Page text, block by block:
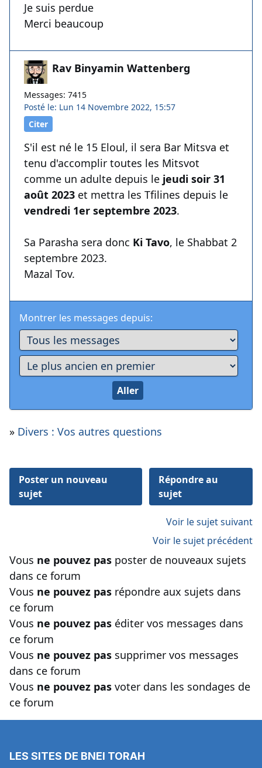
Je suis perdue
Merci beaucoup
Rav Binyamin Wattenberg
Messages: 7415
Posté le: Lun 14 Novembre 2022, 15:57
Citer
S'il est né le 15 Eloul, il sera Bar Mitsva et
tenu d'accomplir toutes les Mitsvot
comme un adulte depuis le jeudi soir 31
août 2023 et mettra les Tfilines depuis le
vendredi 1er septembre 2023.
Sa Parasha sera donc Ki Tavo, le Shabbat 2
septembre 2023.
Mazal Tov.
Montrer les messages depuis:
» Divers : Vos autres questions
Poster un nouveau
sujet
Répondre au
sujet
Voir le sujet suivant
Voir le sujet précédent
Vous ne pouvez pas poster de nouveaux sujets
dans ce forum
Vous ne pouvez pas répondre aux sujets dans
ce forum
Vous ne pouvez pas éditer vos messages dans
ce forum
Vous ne pouvez pas supprimer vos messages
dans ce forum
Vous ne pouvez pas voter dans les sondages de
ce forum
LES SITES DE BNEI TORAH